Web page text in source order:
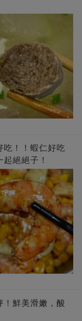
吃！！蝦仁好吃
絕絕子！
！鮮美滑嫩，酸